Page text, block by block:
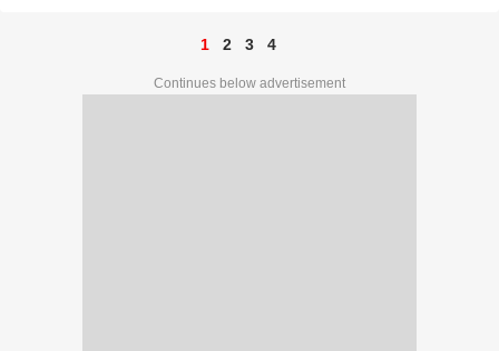
1 2 3 4
Continues below advertisement